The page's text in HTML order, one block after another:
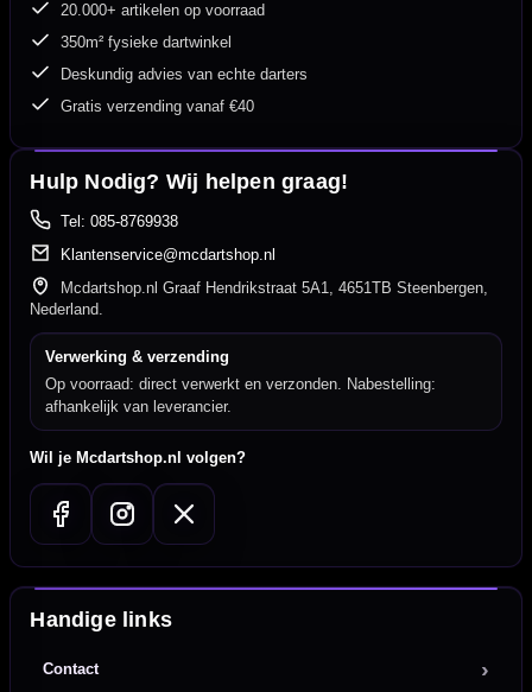
20.000+ artikelen op voorraad
350m² fysieke dartwinkel
Deskundig advies van echte darters
Gratis verzending vanaf €40
Hulp Nodig? Wij helpen graag!
Tel: 085-8769938
Klantenservice@mcdartshop.nl
Mcdartshop.nl Graaf Hendrikstraat 5A1, 4651TB Steenbergen,
Nederland.
Verwerking & verzending
Op voorraad: direct verwerkt en verzonden. Nabestelling:
afhankelijk van leverancier.
Wil je Mcdartshop.nl volgen?
Handige links
Contact